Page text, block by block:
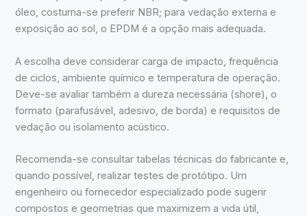
óleo, costuma-se preferir NBR; para vedação externa e
exposição ao sol, o EPDM é a opção mais adequada.
A escolha deve considerar carga de impacto, frequência
de ciclos, ambiente químico e temperatura de operação.
Deve-se avaliar também a dureza necessária (shore), o
formato (parafusável, adesivo, de borda) e requisitos de
vedação ou isolamento acústico.
Recomenda-se consultar tabelas técnicas do fabricante e,
quando possível, realizar testes de protótipo. Um
engenheiro ou fornecedor especializado pode sugerir
compostos e geometrias que maximizem a vida útil,